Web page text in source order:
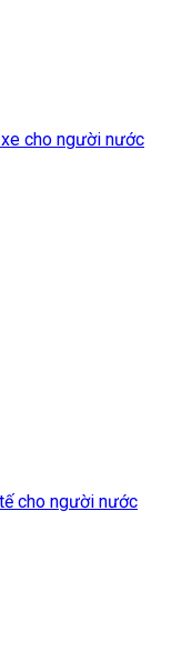
cho người nước
cho người nước